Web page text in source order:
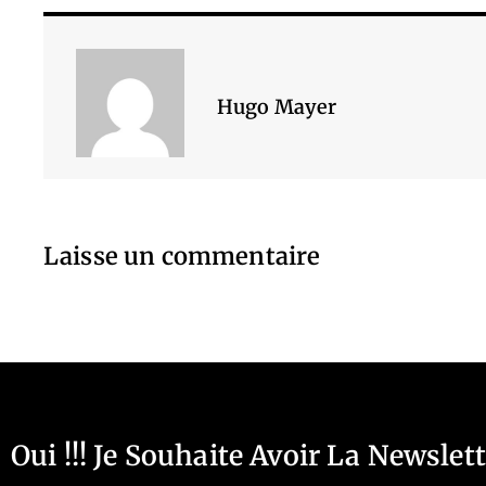
Hugo Mayer
Laisse un commentaire
Oui !!! Je Souhaite Avoir La